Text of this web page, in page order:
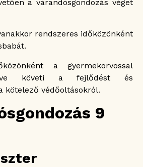
a várandósgondozás véget
rendszeres időközönként
a gyermekorvossal
követi a fejlődést és
kötelező védőoltásokról.
9